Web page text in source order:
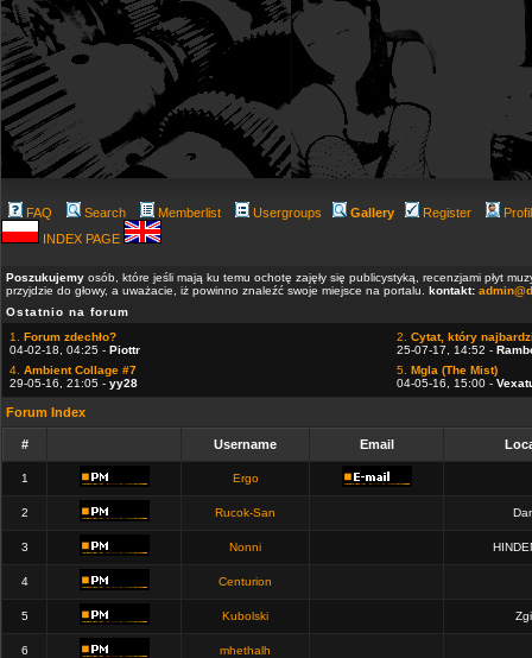
FAQ Search Memberlist Usergroups Gallery Register
INDEX PAGE
Poszukujemy osób, które jeśli mają ku temu ochotę zajęły się publicystyką, recenzjami płyt
przyjdzie do głowy, a uważacie, iż powinno znaleźć swoje miejsce na portalu. kontakt:
Ostatnio na forum
1. Forum zdechło?
04-02-18, 04:25 - Piottr
2. Cytat, który
25-07-17, 14:52 -
4. Ambient Collage #7
29-05-16, 21:05 - yy28
5. Mgla (The Mist)
04-05-16, 15:00 -
Forum Index
# Username Email
1 Ergo
2 Rucok-San
3 Nonni
4 Centurion
5 Kubolski
6 mhethalh